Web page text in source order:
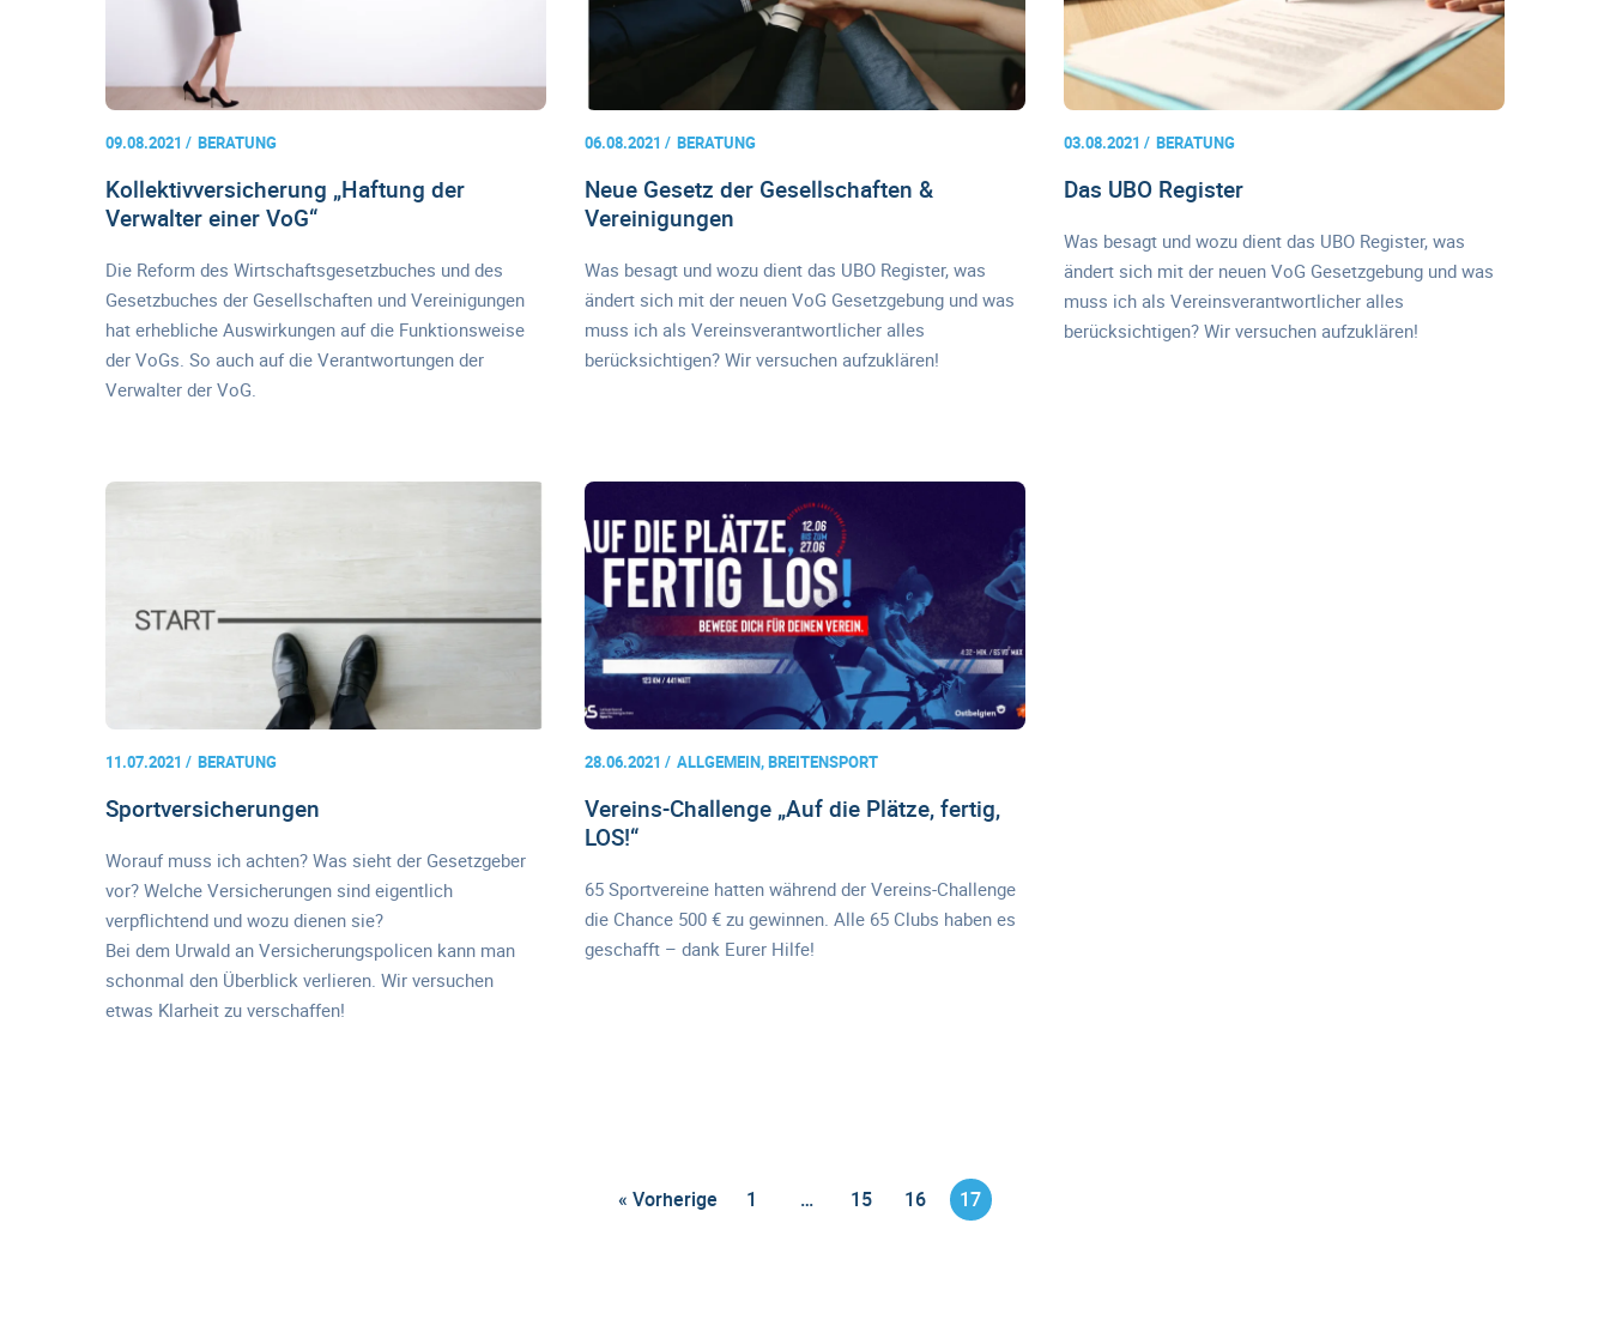
09.08.2021 BERATUNG
Kollektivversicherung „Haftung der
Verwalter einer VoG“
Die Reform des Wirtschaftsgesetzbuches und des
Gesetzbuches der Gesellschaften und Vereinigungen
hat erhebliche Auswirkungen auf die Funktionsweise
der VoGs. So auch auf die Verantwortungen der
Verwalter der VoG.
06.08.2021 BERATUNG
Neue Gesetz der Gesellschaften &
Vereinigungen
Was besagt und wozu dient das UBO Register, was
ändert sich mit der neuen VoG Gesetzgebung und was
muss ich als Vereinsverantwortlicher alles
berücksichtigen? Wir versuchen aufzuklären!
03.08.2021 BERATUNG
Das UBO Register
Was besagt und wozu dient das UBO Register, was
ändert sich mit der neuen VoG Gesetzgebung und was
muss ich als Vereinsverantwortlicher alles
berücksichtigen? Wir versuchen aufzuklären!
11.07.2021 BERATUNG
Sportversicherungen
Worauf muss ich achten? Was sieht der Gesetzgeber
vor? Welche Versicherungen sind eigentlich
verpflichtend und wozu dienen sie?
Bei dem Urwald an Versicherungspolicen kann man
schonmal den Überblick verlieren. Wir versuchen
etwas Klarheit zu verschaffen!
28.06.2021 ALLGEMEIN, BREITENSPORT
Vereins-Challenge „Auf die Plätze, fertig,
LOS!“
65 Sportvereine hatten während der Vereins-Challenge
die Chance 500 € zu gewinnen. Alle 65 Clubs haben es
geschafft – dank Eurer Hilfe!
« Vorherige 1 … 15 16 17